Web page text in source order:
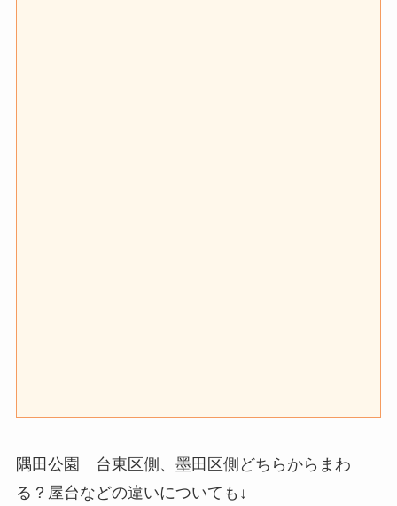
隅田公園 台東区側、墨田区側どちらからまわ
る？屋台などの違いについても↓